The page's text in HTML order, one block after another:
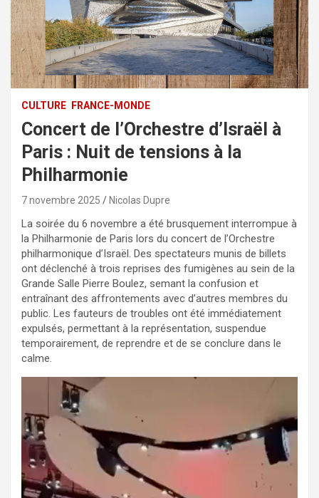
CULTURE FRANCE-MONDE
Concert de l’Orchestre d’Israël à
Paris : Nuit de tensions à la
Philharmonie
7 novembre 2025 Nicolas Dupre
La soirée du 6 novembre a été brusquement interrompue à
la Philharmonie de Paris lors du concert de l’Orchestre
philharmonique d’Israël. Des spectateurs munis de billets
ont déclenché à trois reprises des fumigènes au sein de la
Grande Salle Pierre Boulez, semant la confusion et
entraînant des affrontements avec d’autres membres du
public. Les fauteurs de troubles ont été immédiatement
expulsés, permettant à la représentation, suspendue
temporairement, de reprendre et de se conclure dans le
calme.